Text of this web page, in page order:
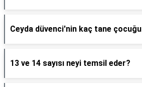
Ceyda düvenci'nin kaç tane
13 ve 14 sayısı neyi temsil eder?